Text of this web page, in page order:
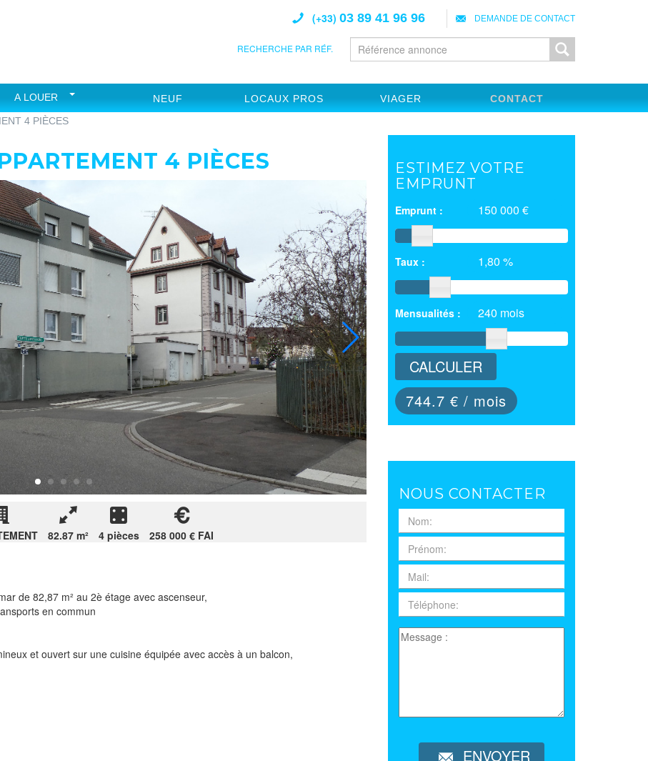
(+33) 03 89 41 96 96 DEMANDE DE CONTACT
RECHERCHE PAR RÉF.
A LOUER NEUF LOCAUX PROS VIAGER
CONTACT
4 PIÈCES
4 PIÈCES
82.87 m² 4 pièces 258 000 € FAI
de 82,87 m² au 2è étage avec ascenseur,
en commun
et ouvert sur une cuisine équipée avec accès à un balcon,
ESTIMEZ VOTRE
EMPRUNT
Emprunt : 150 000 €
Taux : 1,80 %
Mensualités : 240 mois
CALCULER
744.7 € / mois
NOUS CONTACTER
ENVOYER